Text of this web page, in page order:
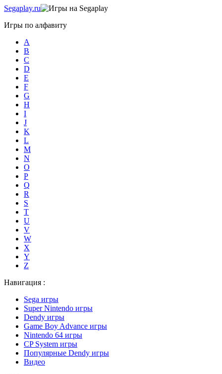
Segaplay.ru
Игры по алфавиту
A
B
С
D
E
F
G
H
I
J
K
L
M
N
O
P
Q
R
S
T
U
V
W
X
Y
Z
Навигация :
Sega игры
Super Nintendo игры
Dendy игры
Game Boy Advance игры
Nintendo 64 игры
CP System игры
Популярные Dendy игры
Видео